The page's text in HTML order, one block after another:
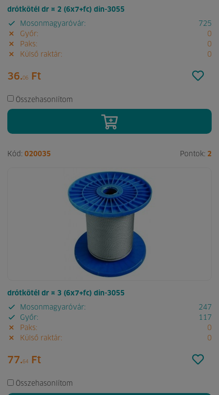
drótkötél dr ¤ 2 (6x7+fc) din-3055
Mosonmagyaróvár:
725
Győr:
0
Paks:
0
Külső raktár:
0
36.06 Ft
Összehasonlítom
Kód: 020035 Pontok: 2
drótkötél dr ¤ 3 (6x7+fc) din-3055
Mosonmagyaróvár:
247
Győr:
117
Paks:
0
Külső raktár:
0
77.64 Ft
Összehasonlítom